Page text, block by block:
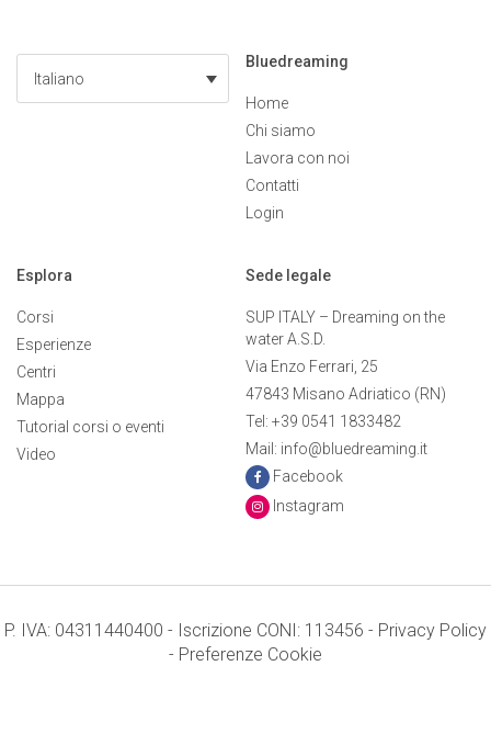
Italiano
Bluedreaming
Home
Chi siamo
Lavora con noi
Contatti
Login
Esplora
Corsi
Esperienze
Centri
Mappa
Tutorial corsi o eventi
Video
Sede legale
SUP ITALY – Dreaming on the
water A.S.D.
Via Enzo Ferrari, 25
47843 Misano Adriatico (RN)
Tel: +39 0541 1833482
Mail: info@bluedreaming.it
Facebook
Instagram
P. IVA: 04311440400 - Iscrizione CONI: 113456 - Privacy Policy
- Preferenze Cookie